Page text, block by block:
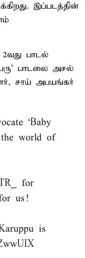
இப்படத்தின்
2வது பாடல்
பாடலை அசல்
சாய் அபயங்கர்
‘Baby
world of
for
us!
is